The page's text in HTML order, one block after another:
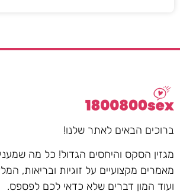
ברוכים הבאים לאתר שלנו!
מגזין הסקס והיחסים הגדול! כל מה
מאמרים מקצועיים על זוגיות ובריאות,
ועוד המון דברים שלא כדאי לכם לפספס.